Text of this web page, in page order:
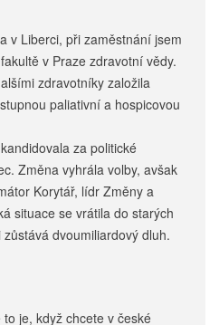
v Liberci, při zaměstnání jsem
v Praze zdravotní vědy.
zdravotníky založila
paliativní a hospicovou
za politické
Změna vyhrála volby, avšak
Korytář, lídr Změny a
situace se vrátila do starých
dvoumiliardový dluh.
je, když chcete v české